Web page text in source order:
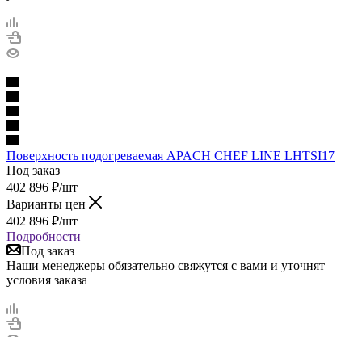
Поверхность подогреваемая APACH CHEF LINE LHTSI17
Под заказ
402 896 ₽/шт
Варианты цен
402 896 ₽/шт
Подробности
Под заказ
Наши менеджеры обязательно свяжутся с вами и уточнят
условия заказа